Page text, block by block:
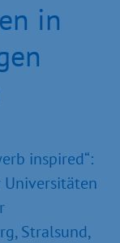
in
inspired“:
Universitäten
Stralsund,